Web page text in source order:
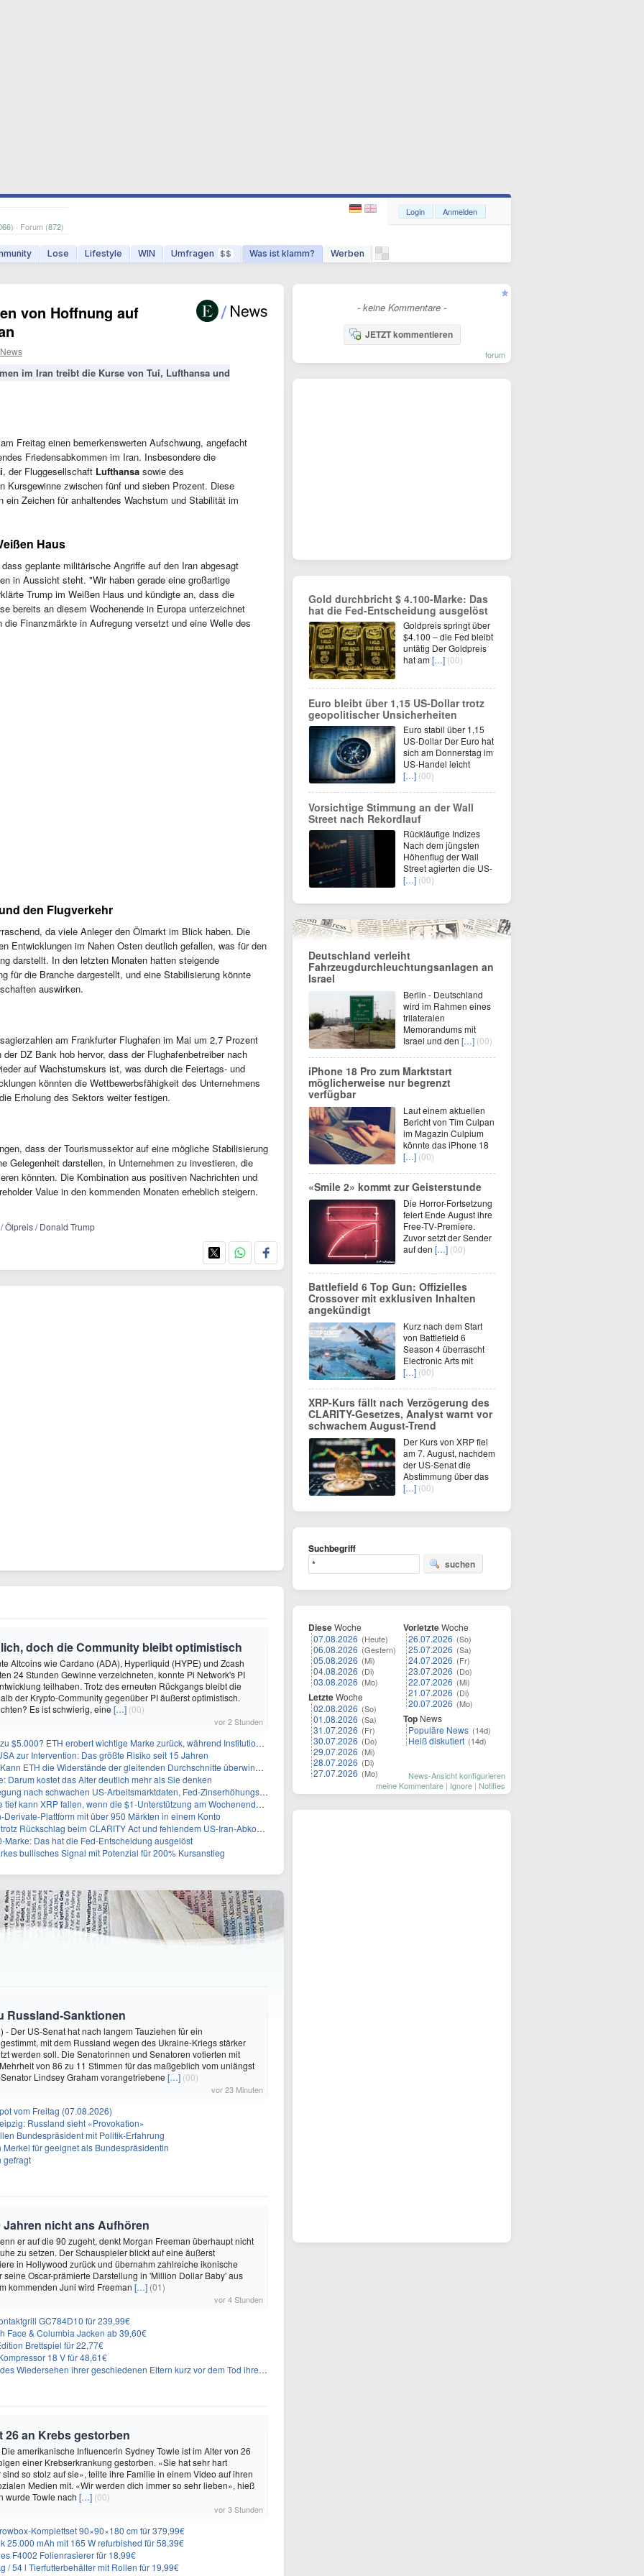
) · Forum (872)
Lose Lifestyle WIN Umfragen $$ Was ist klamm? Werben
Login Anmelden
von Hoffnung auf
im Iran treibt die Kurse von Tui, Lufthansa und
Freitag einen bemerkenswerten Aufschwung, angefacht
Friedensabkommen im Iran. Insbesondere die
, der Fluggesellschaft Lufthansa sowie des
Kursgewinne zwischen fünf und sieben Prozent. Diese
Zeichen für anhaltendes Wachstum und Stabilität im
Haus
geplante militärische Angriffe auf den Iran abgesagt
in Aussicht steht. "Wir haben gerade eine großartige
Trump im Weißen Haus und kündigte an, dass die
bereits an diesem Wochenende in Europa unterzeichnet
Finanzmärkte in Aufregung versetzt und eine Welle des
den Flugverkehr
da viele Anleger den Ölmarkt im Blick haben. Die
Entwicklungen im Nahen Osten deutlich gefallen, was für den
darstellt. In den letzten Monaten hatten steigende
für die Branche dargestellt, und eine Stabilisierung könnte
auswirken.
am Frankfurter Flughafen im Mai um 2,7 Prozent
DZ Bank hob hervor, dass der Flughafenbetreiber nach
auf Wachstumskurs ist, was durch die Feiertags- und
könnten die Wettbewerbsfähigkeit des Unternehmens
Erholung des Sektors weiter festigen.
dass der Tourismussektor auf eine mögliche Stabilisierung
Gelegenheit darstellen, in Unternehmen zu investieren, die
könnten. Die Kombination aus positiven Nachrichten und
Value in den kommenden Monaten erheblich steigern.
Ölpreis / Donald Trump
doch die Community bleibt optimistisch
Altcoins wie Cardano (ADA), Hyperliquid (HYPE) und Zcash
24 Stunden Gewinne verzeichneten, konnte Pi Network's PI
teilhaben. Trotz des erneuten Rückgangs bleibt die
der Krypto-Community gegenüber PI äußerst optimistisch.
Es ist schwierig, eine […] (00)
vor 2 Stunden
ETH erobert wichtige Marke zurück, während Institutionen weiter akkumulieren
zur Intervention: Das größte Risiko seit 15 Jahren
ETH die Widerstände der gleitenden Durchschnitte überwinden?
Darum kostet das Alter deutlich mehr als Sie denken
schwachen US-Arbeitsmarktdaten, Fed-Zinserhöhungschancen sinken auf 44%
XRP fallen, wenn die $1-Unterstützung am Wochenende verloren geht?
Plattform mit über 950 Märkten in einem Konto
Rückschlag beim CLARITY Act und fehlendem US-Iran-Abkommen
Marke: Das hat die Fed-Entscheidung ausgelöst
bullisches Signal mit Potenzial für 200% Kursanstieg
Russland-Sanktionen
- Der US-Senat hat nach langem Tauziehen für ein
mit dem Russland wegen des Ukraine-Kriegs stärker
werden soll. Die Senatorinnen und Senatoren votierten mit
von 86 zu 11 Stimmen für das maßgeblich vom unlängst
Lindsey Graham vorangetriebene […] (00)
vor 23 Minuten
vom Freitag (07.08.2026)
Russland sieht «Provokation»
Bundespräsident mit Politik-Erfahrung
Merkel für geeignet als Bundespräsidentin
gefragt
Jahren nicht ans Aufhören
er auf die 90 zugeht, denkt Morgan Freeman überhaupt nicht
zu setzen. Der Schauspieler blickt auf eine äußerst
in Hollywood zurück und übernahm zahlreiche ikonische
seine Oscar-prämierte Darstellung in 'Million Dollar Baby' aus
kommenden Juni wird Freeman […] (01)
vor 4 Stunden
GC784D10 für 239,99€
Face & Columbia Jacken ab 39,60€
Brettspiel für 22,77€
18 V für 48,61€
Wiedersehen ihrer geschiedenen Eltern kurz vor dem Tod ihrer Mutter
26 an Krebs gestorben
amerikanische Influencerin Sydney Towle ist im Alter von 26
einer Krebserkrankung gestorben. «Sie hat sehr hart
so stolz auf sie», teilte ihre Familie in einem Video auf ihren
Medien mit. «Wir werden dich immer so sehr lieben», hieß
wurde Towle nach […] (00)
vor 3 Stunden
Komplettset 90×90×180 cm für 379,99€
25.000 mAh mit 165 W refurbished für 58,39€
F4002 Folienrasierer für 18,99€
/ 54 l Tierfutterbehälter mit Rollen für 19,99€
- keine Kommentare -
JETZT kommentieren
forum
Gold durchbricht $ 4.100-Marke: Das
hat die Fed-Entscheidung ausgelöst
Goldpreis springt über
$4.100 – die Fed bleibt
untätig Der Goldpreis
hat am[…] (00)
Euro bleibt über 1,15 US-Dollar trotz
geopolitischer Unsicherheiten
Euro stabil über 1,15
US-Dollar Der Euro hat
sich am Donnerstag im
US-Handel leicht
[…] (00)
Vorsichtige Stimmung an der Wall
Street nach Rekordlauf
Rückläufige Indizes
Nach dem jüngsten
Höhenflug der Wall
Street agierten die US-
[…] (00)
Deutschland verleiht
Fahrzeugdurchleuchtungsanlagen an
Israel
Berlin - Deutschland
wird im Rahmen eines
trilateralen
Memorandums mit
Israel und den […] (00)
iPhone 18 Pro zum Marktstart
möglicherweise nur begrenzt
verfügbar
Laut einem aktuellen
Bericht von Tim Culpan
im Magazin Culpium
könnte das iPhone 18
[…] (00)
«Smile 2» kommt zur Geisterstunde
Die Horror-Fortsetzung
feiert Ende August ihre
Free-TV-Premiere.
Zuvor setzt der Sender
auf den […] (00)
Battlefield 6 Top Gun: Offizielles
Crossover mit exklusiven Inhalten
angekündigt
Kurz nach dem Start
von Battlefield 6
Season 4 überrascht
Electronic Arts mit
[…] (00)
XRP-Kurs fällt nach Verzögerung des
CLARITY-Gesetzes, Analyst warnt vor
schwachem August-Trend
Der Kurs von XRP fiel
am 7. August, nachdem
der US-Senat die
Abstimmung über das
[…] (00)
Suchbegriff
suchen
DieseWoche
07.08.2026 (Heute)
06.08.2026 (Gestern)
05.08.2026 (Mi)
04.08.2026 (Di)
03.08.2026 (Mo)
LetzteWoche
02.08.2026 (So)
01.08.2026 (Sa)
31.07.2026 (Fr)
30.07.2026 (Do)
29.07.2026 (Mi)
28.07.2026 (Di)
27.07.2026 (Mo)
VorletzteWoche
26.07.2026 (So)
25.07.2026 (Sa)
24.07.2026 (Fr)
23.07.2026 (Do)
22.07.2026 (Mi)
21.07.2026 (Di)
20.07.2026 (Mo)
Top News
Populäre News (14d)
Heiß diskutiert (14d)
News-Ansicht konfigurieren
meine Kommentare | Ignore | Notifies